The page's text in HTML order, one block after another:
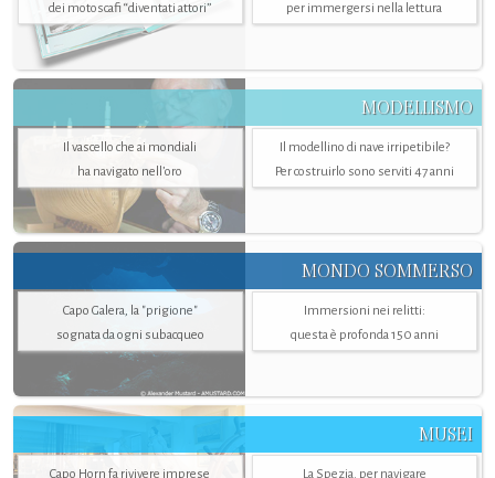
dei motoscafi “diventati attori”
per immergersi nella lettura
MODELLISMO
Il vascello che ai mondiali
ha navigato nell’oro
Il modellino di nave irripetibile?
Per costruirlo sono serviti 47 anni
MONDO SOMMERSO
Capo Galera, la "prigione"
sognata da ogni subacqueo
Immersioni nei relitti:
questa è profonda 150 anni
MUSEI
Capo Horn fa rivivere imprese La Spezia. per navigare